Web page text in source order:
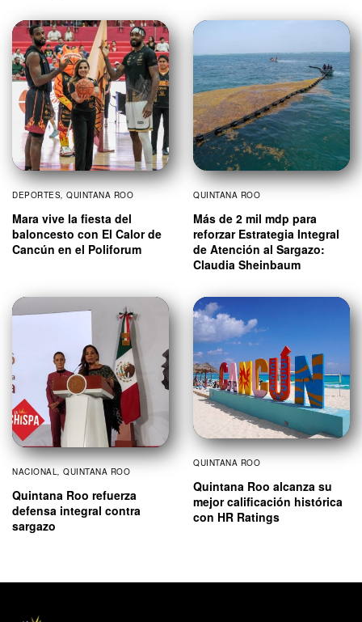
DEPORTES, QUINTANA ROO
Mara vive la fiesta del
baloncesto con El Calor de
Cancún en el Poliforum
QUINTANA ROO
Más de 2 mil mdp para
reforzar Estrategia Integral
de Atención al Sargazo:
Claudia Sheinbaum
NACIONAL, QUINTANA ROO
Quintana Roo refuerza
defensa integral contra
sargazo
QUINTANA ROO
Quintana Roo alcanza su
mejor calificación histórica
con HR Ratings